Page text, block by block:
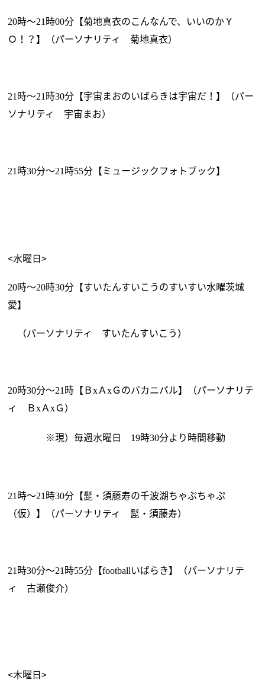
20時～21 時00分【菊地真衣のこんなんで、いいのかＹ
Ｏ！？】（パーソナリティ 菊地真衣）
21 時～21 時30分【宇宙まおのいばらきは宇宙だ！】（パー
ソナリティ 宇宙まお）
21 時30分～21 時55分【ミュージックフォトブック】
<水曜日>
20時～20時30分【すいたんすいこうのすいすい水曜茨城
愛】
（パーソナリティ すいたんすいこう）
20時30分～21 時【ＢxＡxＧのバカニバル】（パーソナリテ
ィ ＢxＡxＧ）
※現）毎週水曜日 19時30分より時間移動
21 時～21 時30分【髭・須藤寿の千波湖ちゃぷちゃぷ
（仮）】（パーソナリティ 髭・須藤寿）
21 時30分～21 時55分【footballいばらき】（パーソナリテ
ィ 古瀬俊介）
<木曜日>